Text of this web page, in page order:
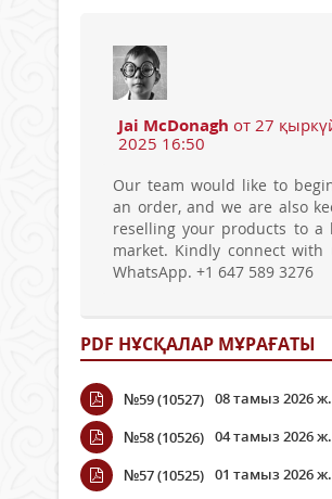
Jai McDonagh от 27
2025 16:50
Our team would like to
an order, and we are also
reselling your products to a
market. Kindly connect with
WhatsApp. +1 647 589 3276
PDF НҰСҚАЛАР МҰРАҒАТЫ
№59 (10527) 08 тамыз 2026 ж.
№58 (10526) 04 тамыз 2026 ж.
№57 (10525) 01 тамыз 2026 ж.